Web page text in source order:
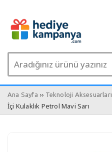
Ana Sayfa ›› Teknoloji Aksesuarları
İçi Kulaklık Petrol Mavi Sarı